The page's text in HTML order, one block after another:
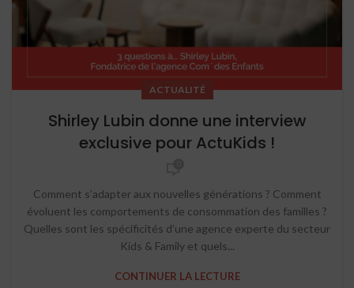
ACTUALITÉ
Shirley Lubin donne une interview
exclusive pour ActuKids !
Comment s’adapter aux nouvelles générations ? Comment
évoluent les comportements de consommation des familles ?
Quelles sont les spécificités d’une agence experte du secteur
Kids & Family et quels...
CONTINUER LA LECTURE